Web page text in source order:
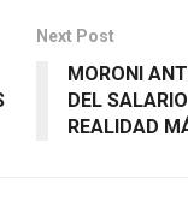
Next Post
MORONI
DEL
REALIDAD